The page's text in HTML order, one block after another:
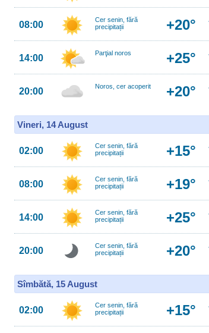
08:00
Cer senin, fără
precipitații
+20°
14:00 Parţial noros +25°
20:00 Noros, cer acoperit +20°
Vineri, 14 August
02:00
Cer senin, fără
precipitații
+15°
08:00
Cer senin, fără
precipitații
+19°
14:00
Cer senin, fără
precipitații
+25°
20:00
Cer senin, fără
precipitații
+20°
Sîmbătă, 15 August
02:00
Cer senin, fără
precipitații
+15°